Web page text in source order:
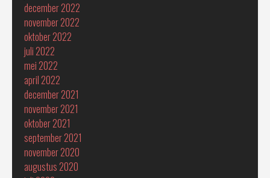
december 2022
november 2022
oktober 2022
juli 2022
mei 2022
april 2022
december 2021
november 2021
oktober 2021
september 2021
november 2020
augustus 2020